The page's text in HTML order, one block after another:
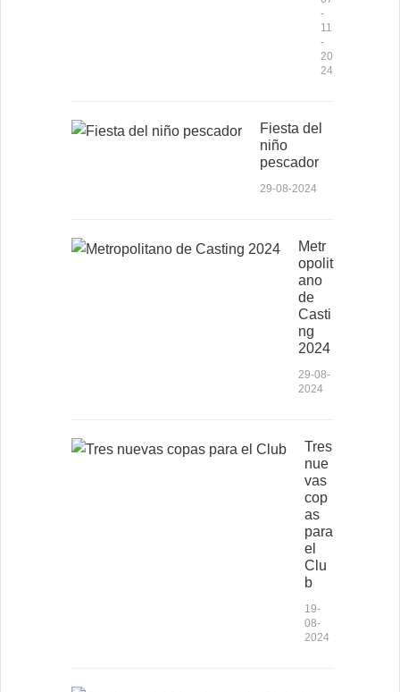
-
11
-
20
24
Fiesta del
niño
pescador
29-08-2024
Metr
opolit
ano
de
Casti
ng
2024
29-08-
2024
Tres
nue
vas
cop
as
para
el
Clu
b
19-
08-
2024